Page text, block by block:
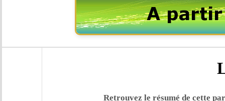
Retrouvez le résumé de cette